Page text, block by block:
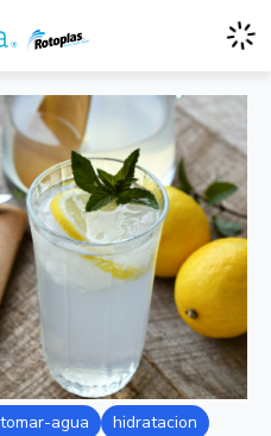
agua hidratacion